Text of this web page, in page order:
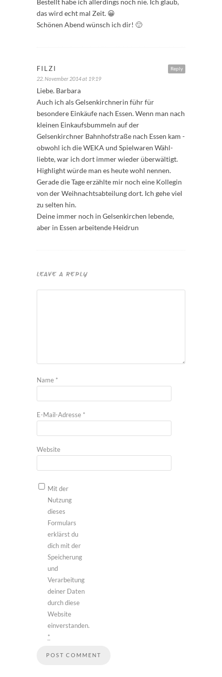
das wird echt mal Zeit. 😀
Schönen Abend wünsch ich dir! 🙂
Reply
FILZI
22. November 2014 at 19:19
Liebe. Barbara
Auch ich als Gelsenkirchnerin führ für
besondere Einkäufe nach Essen. Wenn man nach
kleinen Einkaufsbummeln auf der
Gelsenkirchner Bahnhofstraße nach Essen kam -
obwohl ich die WEKA und Spielwaren Wähl-
liebte, war ich dort immer wieder überwältigt.
Highlight würde man es heute wohl nennen.
Gerade die Tage erzählte mir noch eine Kollegin
von der Weihnachtsabteilung dort. Ich gehe viel
zu selten hin.
Deine immer noch in Gelsenkirchen lebende,
aber in Essen arbeitende Heidrun
LEAVE A REPLY
Name *
E-Mail-Adresse *
Website
Mit der
Nutzung
dieses
Formulars
erklärst du
dich mit der
Speicherung
und
Verarbeitung
deiner Daten
durch diese
Website
einverstanden.
*